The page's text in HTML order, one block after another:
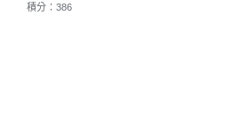
積分：386